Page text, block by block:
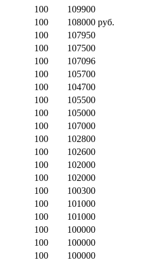
100
109900
100
108000 руб.
100
107950
100
107500
100
107096
100
105700
100
104700
100
105500
100
105000
100
107000
100
102800
100
102600
100
102000
100
102000
100
100300
100
101000
100
101000
100
100000
100
100000
100
100000